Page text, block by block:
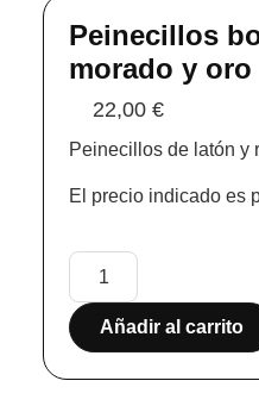
Peinecillos
morado y oro
22,00€
Peinecillos de latón y
El precio indicado es
Añadir al carrito